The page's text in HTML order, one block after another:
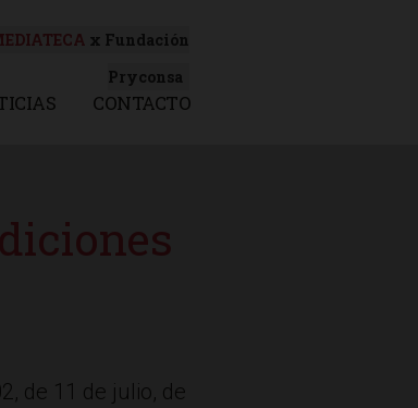
x Fundación
Pryconsa
CONTACTO
de 11 de julio, de